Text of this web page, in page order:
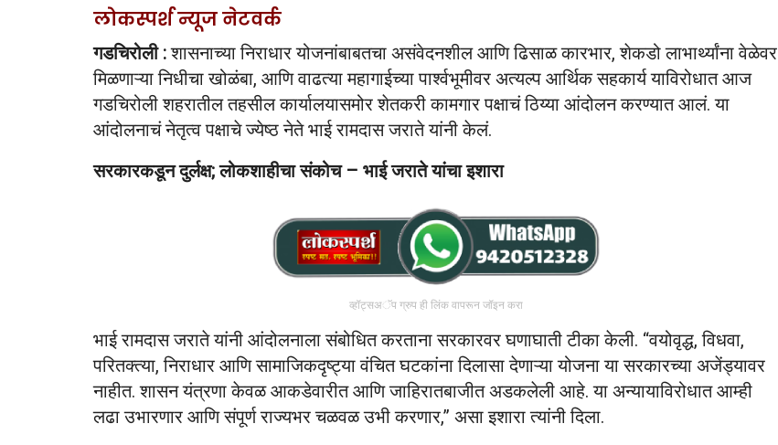
लोकस्पर्श न्यूज नेटवर्क
गडचिरोली :शासनाच्या निराधार योजनांबाबतचा असंवेदनशील आणि ढिसाळ कारभार, शेकडो लाभार्थ्यांना वेळेवर
मिळणाऱ्या निधीचा खोळंबा, आणि वाढत्या महागाईच्या पार्श्वभूमीवर अत्यल्प आर्थिक सहकार्य याविरोधात आज
गडचिरोली शहरातील तहसील कार्यालयासमोर शेतकरी कामगार पक्षाचं ठिय्या आंदोलन करण्यात आलं. या
आंदोलनाचं नेतृत्व पक्षाचे ज्येष्ठ नेते भाई रामदास जराते यांनी केलं.
सरकारकडून दुर्लक्ष; लोकशाहीचा संकोच – भाई जराते यांचा इशारा
व्हॉट्सअॅप ग्रुप ही लिंक वापरून जॉइन करा
भाई रामदास जराते यांनी आंदोलनाला संबोधित करताना सरकारवर घणाघाती टीका केली. “वयोवृद्ध, विधवा,
परितक्त्या, निराधार आणि सामाजिकदृष्ट्या वंचित घटकांना दिलासा देणाऱ्या योजना या सरकारच्या अजेंड्यावर
नाहीत. शासन यंत्रणा केवळ आकडेवारीत आणि जाहिरातबाजीत अडकलेली आहे. या अन्यायाविरोधात आम्ही
लढा उभारणार आणि संपूर्ण राज्यभर चळवळ उभी करणार,” असा इशारा त्यांनी दिला.